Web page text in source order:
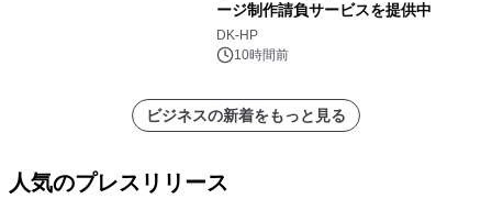
ージ制作請負サービスを提供中
DK-HP
10時間前
ビジネスの新着をもっと見る
人気のプレスリリース